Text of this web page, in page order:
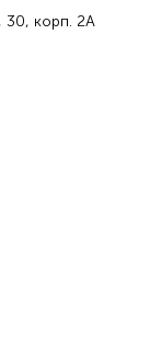
30, корп. 2А